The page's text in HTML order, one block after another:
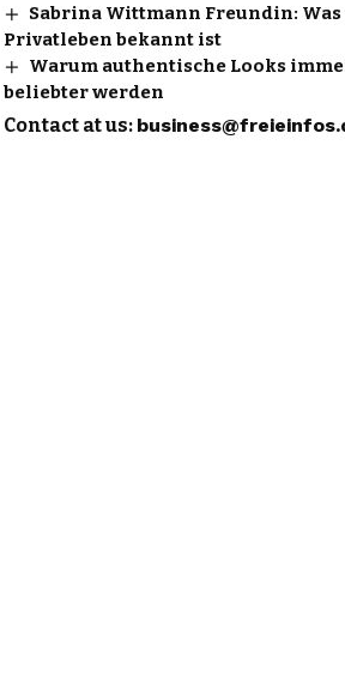
Sabrina Wittmann Freundin:
Privatleben bekannt ist
Warum authentische Looks
beliebter werden
Contact at us: